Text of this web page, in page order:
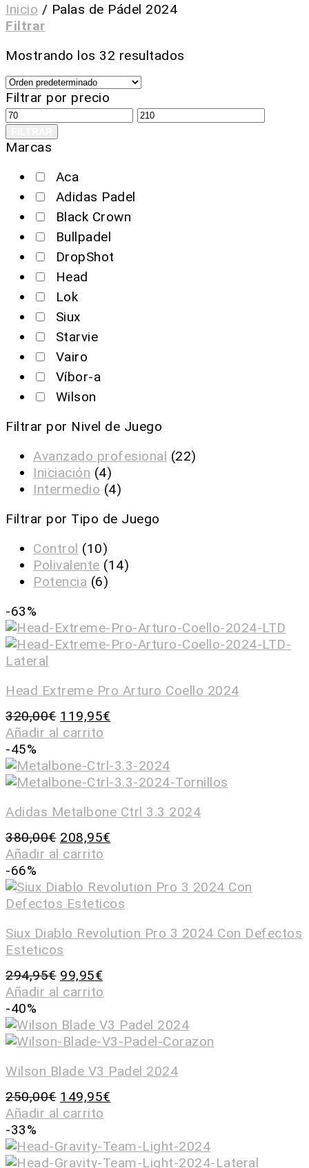
Inicio / Palas de Pádel 2024
Filtrar
Mostrando los 32 resultados
Filtrar por precio
Marcas
Aca
Adidas Padel
Black Crown
Bullpadel
DropShot
Head
Lok
Siux
Starvie
Vairo
Víbor-a
Wilson
Filtrar por Nivel de Juego
Avanzado profesional (22)
Iniciación (4)
Intermedio (4)
Filtrar por Tipo de Juego
Control (10)
Polivalente (14)
Potencia (6)
-63%
Head Extreme Pro Arturo Coello 2024
320,00€ 119,95€
Añadir al carrito
-45%
Adidas Metalbone Ctrl 3.3 2024
380,00€ 208,95€
Añadir al carrito
-66%
Siux Diablo Revolution Pro 3 2024 Con Defectos
Esteticos
294,95€ 99,95€
Añadir al carrito
-40%
Wilson Blade V3 Padel 2024
250,00€ 149,95€
Añadir al carrito
-33%